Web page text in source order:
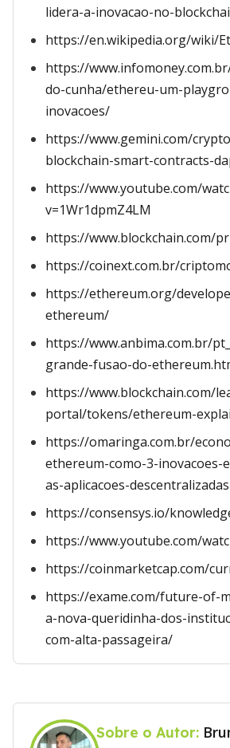
lidera-a-inovacao-no-
https://en.wikipedia.org/wiki/
https://
do-cunha/ethereu-um-
inovacoes/
https://www.gemini.com/
blockchain-smart-contracts-
https://www.youtube.com/
v=1Wr1dpmZ4LM
https://www.blockchain.com/
https://coinext.com.br/
https://ethereum.org/
ethereum/
https://www.anbima.com.br/
grande-fusao-do-
https://www.blockchain.com/
portal/tokens/ethereum-
https://omaringa.com.br/
ethereum-como-3-inovacoes-
as-aplicacoes-
https://consensys.io/
https://www.youtube.com/
https://coinmarketcap.com/
https://exame.com/future-of-
a-nova-queridinha-dos-
com-alta-passageira/
Sobre o Autor: